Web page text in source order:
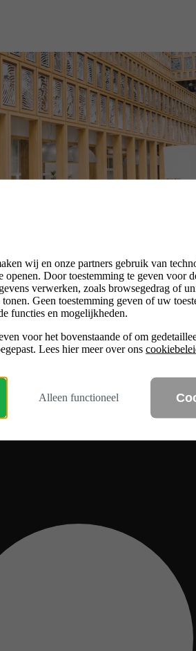
wij en onze partners gebruik van
openen. Door toestemming te geven voor
verwerken, zoals browsegedrag of
Geen toestemming geven of uw
functies en mogelijkheden.
voor het bovenstaande of om
Lees hier meer over ons
Alleen functioneel